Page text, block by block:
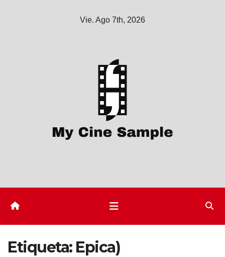
Vie. Ago 7th, 2026
Etiqueta: Epica)